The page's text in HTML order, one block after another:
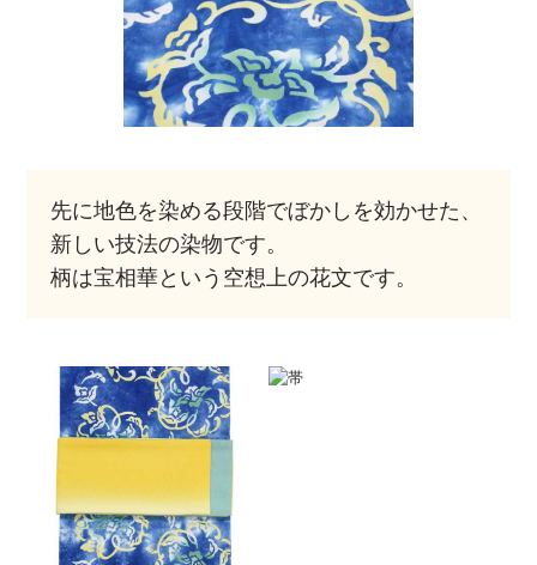
先に地色を染める段階でぼかしを効かせた、
新しい技法の染物です。
柄は宝相華という空想上の花文です。